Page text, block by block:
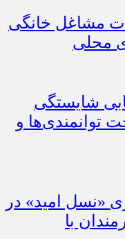
مشاغل خانگی
محلی
شایستگی
توانمندی‌ها و
«نسل امید» در
با